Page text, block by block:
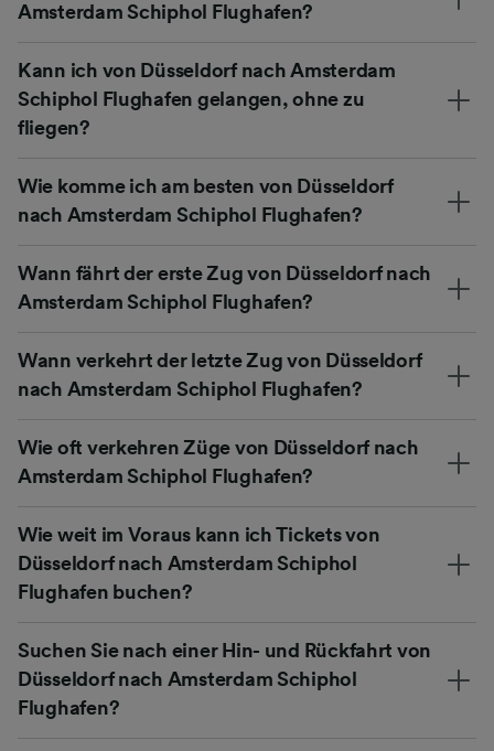
Amsterdam Schiphol Flughafen?
Kann ich von Düsseldorf nach Amsterdam
Schiphol Flughafen gelangen, ohne zu
fliegen?
Wie komme ich am besten von Düsseldorf
nach Amsterdam Schiphol Flughafen?
Wann fährt der erste Zug von Düsseldorf nach
Amsterdam Schiphol Flughafen?
Wann verkehrt der letzte Zug von Düsseldorf
nach Amsterdam Schiphol Flughafen?
Wie oft verkehren Züge von Düsseldorf nach
Amsterdam Schiphol Flughafen?
Wie weit im Voraus kann ich Tickets von
Düsseldorf nach Amsterdam Schiphol
Flughafen buchen?
Suchen Sie nach einer Hin- und Rückfahrt von
Düsseldorf nach Amsterdam Schiphol
Flughafen?